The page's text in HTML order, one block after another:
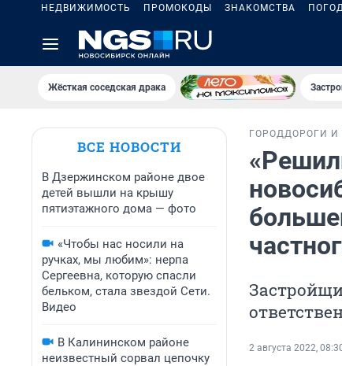
НЕДВИЖИМОСТЬ ПРОМОКОДЫ ЗНАКОМСТВА
Жёсткая соседская драка
ВСЕ НОВОСТИ
В Дзержинском районе двое
детей вышли на крышу
пятиэтажного дома — фото
«Чтобы нас носили на
ручках, мы любим»: нерпа
Сергеевна, которую спасли
бельком, стала звездой Сети.
Видео
В Калининском районе
неизвестный сорвал цепочку
ГОРОДДОРОГИ И
2 августа 2022,